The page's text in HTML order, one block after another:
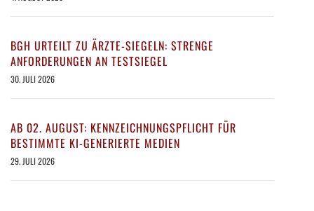
BGH URTEILT ZU ÄRZTE-SIEGELN: STRENGE
ANFORDERUNGEN AN TESTSIEGEL
30. JULI 2026
AB 02. AUGUST: KENNZEICHNUNGSPFLICHT FÜR
BESTIMMTE KI-GENERIERTE MEDIEN
29. JULI 2026